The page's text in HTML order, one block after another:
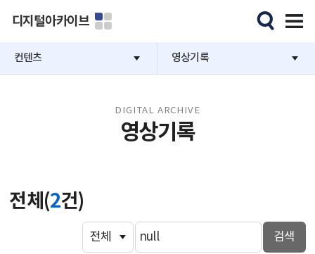
디지털아카이브
컨텐츠 영상기록
DIGITAL ARCHIVE
영상기록
전체(2건)
검색